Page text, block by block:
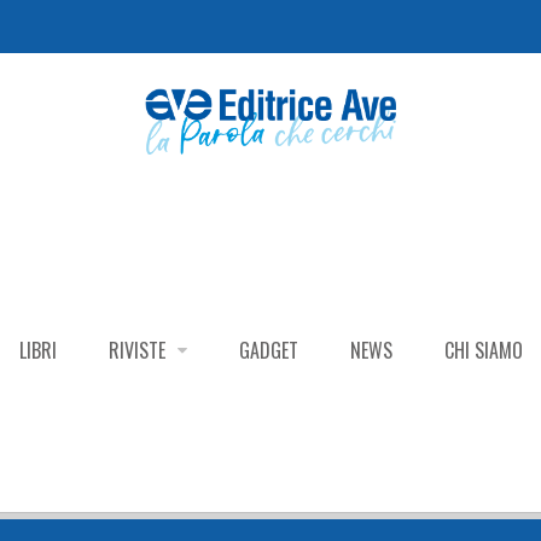
LIBRI RIVISTE GADGET NEWS CHI SIAMO